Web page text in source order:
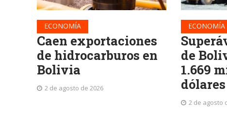
ECONOMÍA
Caen exportaciones
de hidrocarburos en
Bolivia
2 de agosto de 2026
ECONOMÍA
de
1.669
dólares
2 de agosto